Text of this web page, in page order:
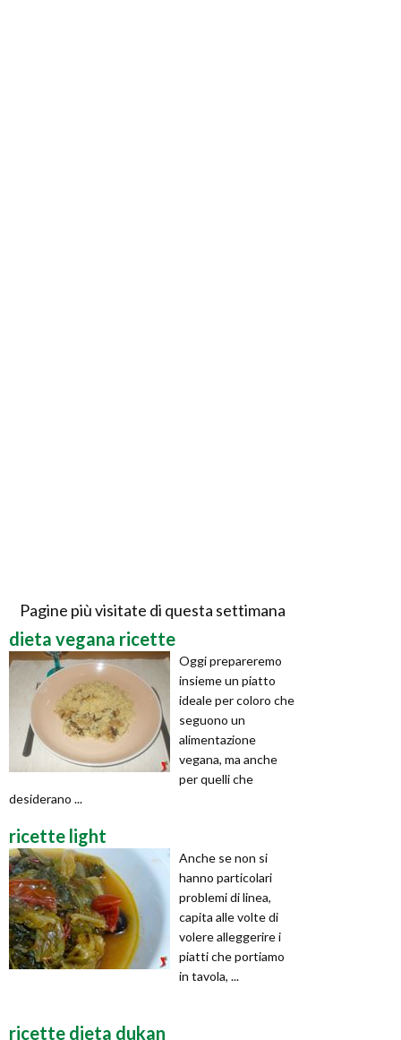
Pagine più visitate di questa settimana
dieta vegana ricette
Oggi prepareremo
insieme un piatto
ideale per coloro che
seguono un
alimentazione
vegana, ma anche
per quelli che
desiderano ...
ricette light
Anche se non si
hanno particolari
problemi di linea,
capita alle volte di
volere alleggerire i
piatti che portiamo
in tavola, ...
ricette dieta dukan